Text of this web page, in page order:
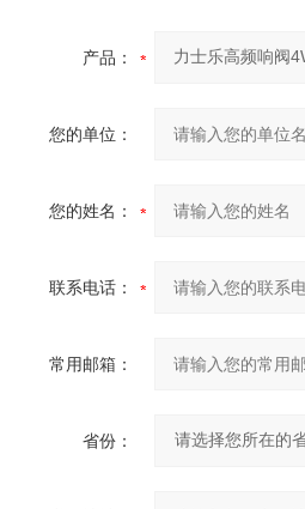
产品：
您的单位：
您的姓名：
联系电话：
常用邮箱：
省份：